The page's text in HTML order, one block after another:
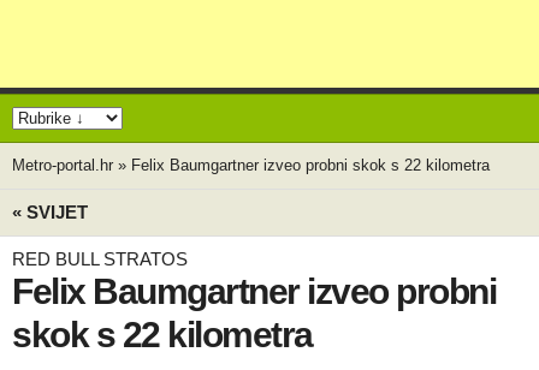
Metro-portal.hr » Felix Baumgartner izveo probni skok s 22 kilometra
« SVIJET
RED BULL STRATOS
Felix Baumgartner izveo probni
skok s 22 kilometra